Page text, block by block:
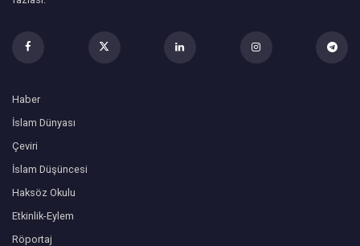
Haber
İslam Dünyası
Çeviri
İslam Düşüncesi
Haksöz Okulu
Etkinlik-Eylem
Röportaj